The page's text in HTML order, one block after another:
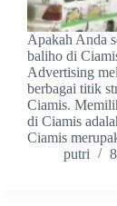
Apakah Anda
baliho di
Advertising
berbagai titik
Ciamis.
di Ciamis
Ciamis
putri